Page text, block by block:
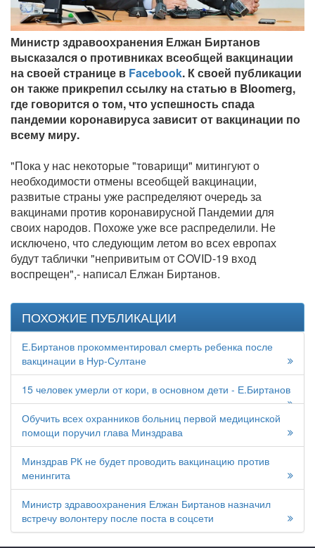
Министр здравоохранения Елжан Биртанов
высказался о противниках всеобщей вакцинации
на своей странице в Facebook. К своей публикации
он также прикрепил ссылку на статью в Bloomerg,
где говорится о том, что успешность спада
пандемии коронавируса зависит от вакцинации по
всему миру.
"Пока у нас некоторые "товарищи" митингуют о
необходимости отмены всеобщей вакцинации,
развитые страны уже распределяют очередь за
вакцинами против коронавирусной Пандемии для
своих народов. Похоже уже все распределили. Не
исключено, что следующим летом во всех европах
будут таблички "непривитым от COVID-19 вход
воспрещен",- написал Елжан Биртанов.
ПОХОЖИЕ ПУБЛИКАЦИИ
Е.Биртанов прокомментировал смерть ребенка после
вакцинации в Нур-Султане
15 человек умерли от кори, в основном дети - Е.Биртанов
Обучить всех охранников больниц первой медицинской
помощи поручил глава Минздрава
Минздрав РК не будет проводить вакцинацию против
менингита
Министр здравоохранения Елжан Биртанов назначил
встречу волонтеру после поста в соцсети